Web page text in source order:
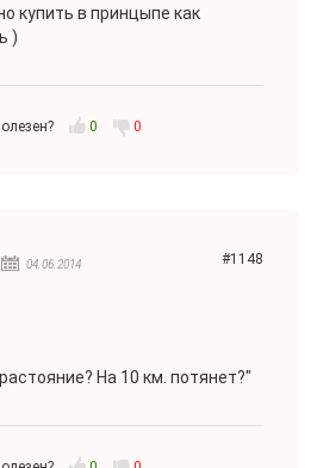
купить в принцыпе как
)
0 0
#1148
04.06.2014
На 10 км. потянет?"